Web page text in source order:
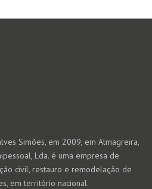
Simões, em 2009, em Almagreira,
Lda. é uma empresa de
civil, restauro e remodelação de
em território nacional.